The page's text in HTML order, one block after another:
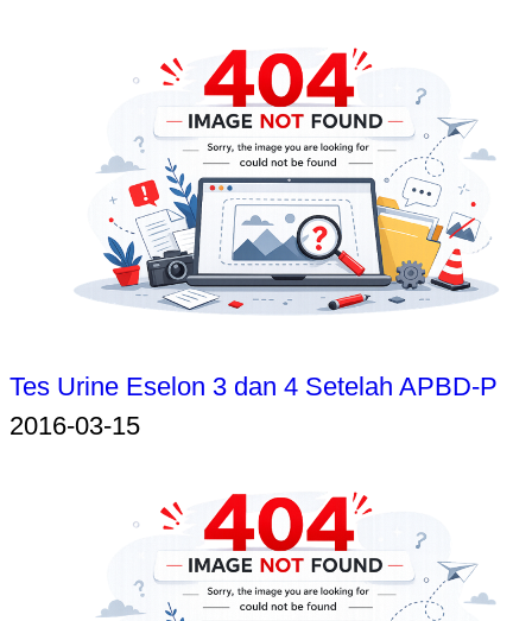
Tes Urine Eselon 3 dan 4 Setelah APBD-P
2016-03-15